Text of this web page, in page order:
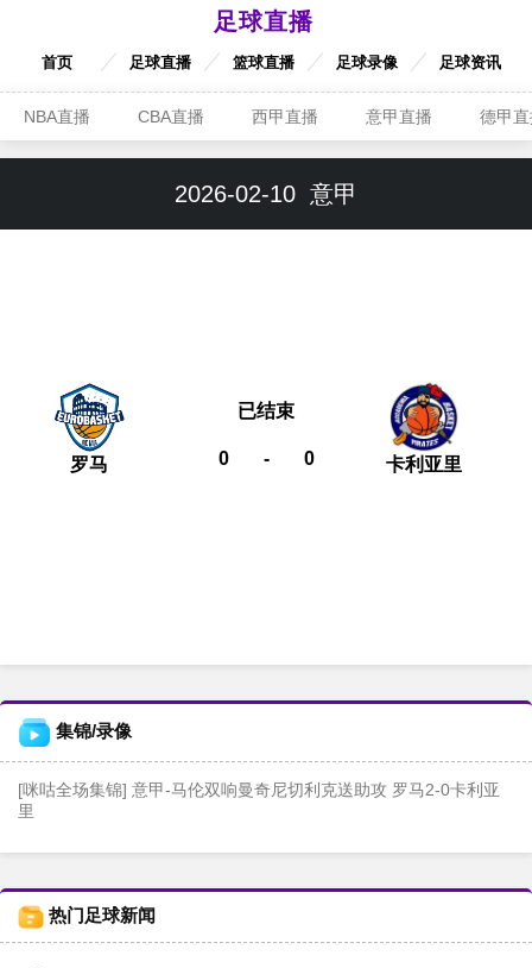
足球直播
首页 足球直播 篮球直播 足球录像 足球资讯
NBA直播 CBA直播 西甲直播 意甲直播 德甲
2026-02-10 意甲
罗马 0 - 0
已结束
卡利亚里
集锦/录像
[咪咕全场集锦] 意甲-马伦双响曼奇尼切利克送助攻 罗马2-0卡利亚
里
热门足球新闻